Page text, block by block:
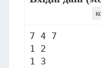
7 4 7
1 2
1 3